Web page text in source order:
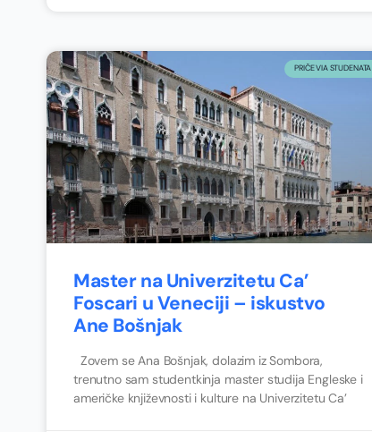
PRIČE VIA STUDENATA
Master na Univerzitetu Ca’
Foscari u Veneciji – iskustvo
Ane Bošnjak
Zovem se Ana Bošnjak, dolazim iz Sombora,
trenutno sam studentkinja master studija Engleske i
američke književnosti i kulture na Univerzitetu Ca’